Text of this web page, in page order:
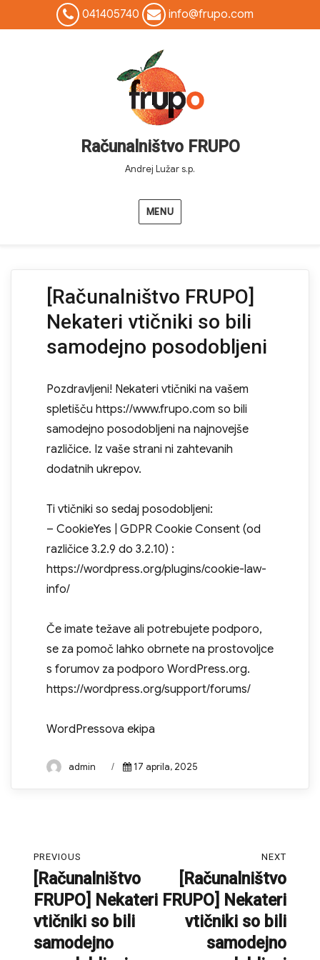
041405740 info@frupo.com
Računalništvo FRUPO
Andrej Lužar s.p.
MENU
[Računalništvo FRUPO]
Nekateri vtičniki so bili
samodejno posodobljeni
Pozdravljeni! Nekateri vtičniki na vašem
spletišču https://www.frupo.com so bili
samodejno posodobljeni na najnovejše
različice. Iz vaše strani ni zahtevanih
dodatnih ukrepov.
Ti vtičniki so sedaj posodobljeni:
– CookieYes | GDPR Cookie Consent (od
različice 3.2.9 do 3.2.10) :
https://wordpress.org/plugins/cookie-law-
info/
Če imate težave ali potrebujete podporo,
se za pomoč lahko obrnete na prostovoljce
s forumov za podporo WordPress.org.
https://wordpress.org/support/forums/
WordPressova ekipa
Author
admin
Posted
17 aprila, 2025
prispevka
PREVIOUS
Previous
post:
[Računalništvo
FRUPO] Nekateri
vtičniki so bili
samodejno
NEXT
post:
[Računalništvo
FRUPO] Nekateri
vtičniki so bili
samodejno